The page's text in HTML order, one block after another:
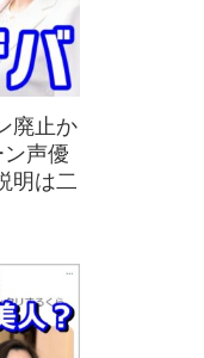
廃止か
声優
明は二